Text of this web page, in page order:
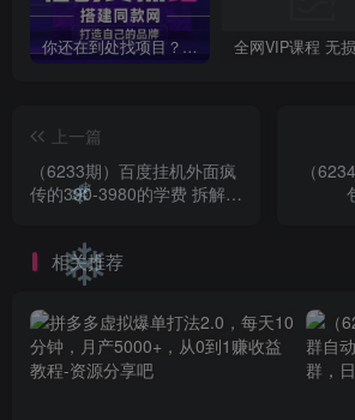
你还在到处找项目？还在当韭菜？我靠卖项目一个月收入5万+，曾经我也是个失败者。
上一篇
（6233期）百度挂机外面疯
传的390-3980的学费 拆解
（
相关推荐
❄
❄